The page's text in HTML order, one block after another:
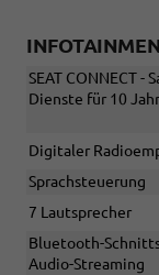
SEAT CONNECT -
Dienste für 10
Digitaler
Sprachsteuerung
7 Lautsprecher
Bluetooth-
Audio-Streaming